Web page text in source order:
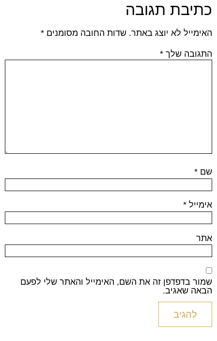
כתיבת תגובה
האימייל לא יוצג באתר. שדות החובה מסומנים *
התגובה שלך *
שם *
אימייל *
אתר
שמור בדפדפן זה את השם, האימייל והאתר שלי לפעם
הבאה שאגיב.